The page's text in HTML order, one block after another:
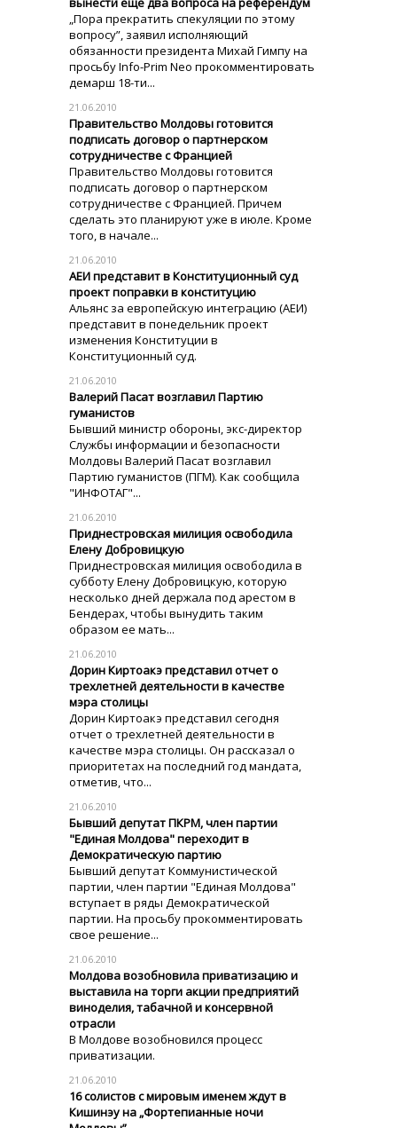
„Пора прекратить спекуляции по этому
вопросу”, заявил исполняющий
обязанности президента Михай Гимпу на
просьбу Info-Prim Neo прокомментировать
демарш 18-ти...
21.06.2010
Правительство Молдовы готовится
подписать договор о партнерском
сотрудничестве с Францией
Правительство Молдовы готовится
подписать договор о партнерском
сотрудничестве с Францией. Причем
сделать это планируют уже в июле. Кроме
того, в начале...
21.06.2010
АЕИ представит в Конституционный суд
проект поправки в конституцию
Альянс за европейскую интеграцию (АЕИ)
представит в понедельник проект
изменения Конституции в
Конституционный суд.
21.06.2010
Валерий Пасат возглавил Партию
гуманистов
Бывший министр обороны, экс-директор
Службы информации и безопасности
Молдовы Валерий Пасат возглавил
Партию гуманистов (ПГМ). Как сообщила
"ИНФОТАГ"...
21.06.2010
Приднестровская милиция освободила
Елену Добровицкую
Приднестровская милиция освободила в
субботу Елену Добровицкую, которую
несколько дней держала под арестом в
Бендерах, чтобы вынудить таким
образом ее мать...
21.06.2010
Дорин Киртоакэ представил отчет о
трехлетней деятельности в качестве
мэра столицы
Дорин Киртоакэ представил сегодня
отчет о трехлетней деятельности в
качестве мэра столицы. Он рассказал о
приоритетах на последний год мандата,
отметив, что...
21.06.2010
Бывший депутат ПКРМ, член партии
"Единая Молдова" переходит в
Демократическую партию
Бывший депутат Коммунистической
партии, член партии "Единая Молдова"
вступает в ряды Демократической
партии. На просьбу прокомментировать
свое решение...
21.06.2010
Молдова возобновила приватизацию и
выставила на торги акции предприятий
виноделия, табачной и консервной
отрасли
В Молдове возобновился процесс
приватизации.
21.06.2010
16 солистов с мировым именем ждут в
Кишинэу на „Фортепианные ночи